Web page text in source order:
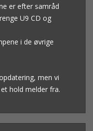
er efter samråd
U9 CD og
i de øvrige
men vi
hold melder fra.